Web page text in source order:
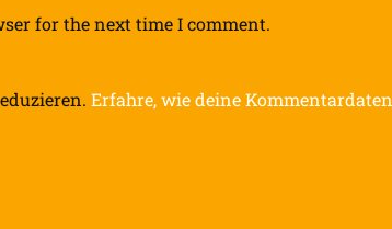
for the next time I comment.
Erfahre, wie deine Kommentardaten